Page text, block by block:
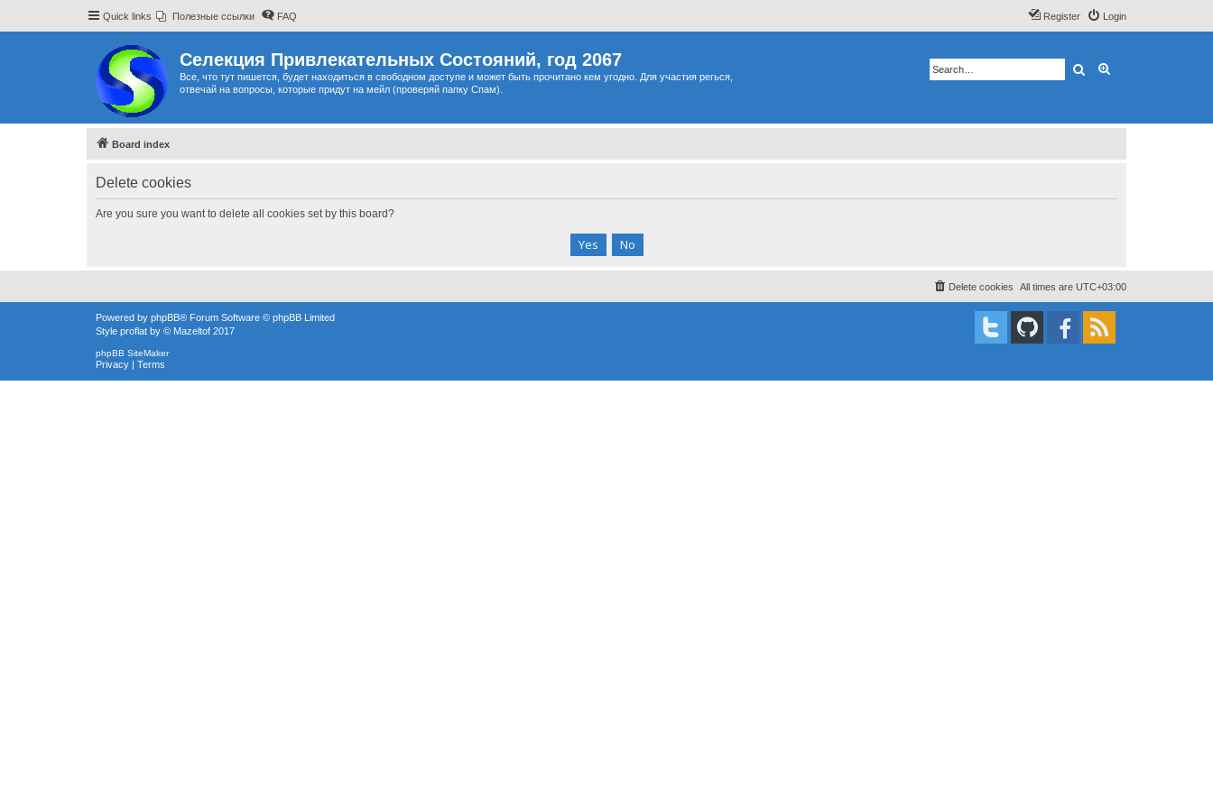
Quick links Полезные ссылки FAQ Login
Register
Селекция Привлекательных Состояний, год 2067
Все, что тут пишется, будет находиться в свободном доступе и может быть прочитано кем угодно. Для участия регься,
отвечай на вопросы, которые придут на мейл (проверяй папку Спам).
Search
Board index
Delete cookies
Are you sure you want to delete all cookies set by this board?
All times are UTC+03:00
Delete cookies
Powered by phpBB® Forum Software © phpBB Limited
Style proflat by © Mazeltof 2017
phpBB SiteMaker
Privacy | Terms